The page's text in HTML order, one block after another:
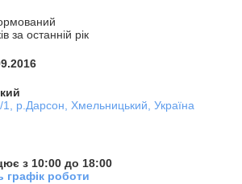
за останній рік
1, р.Дарсон, Хмельницький, Україна
з 10:00 до 18:00
графік роботи